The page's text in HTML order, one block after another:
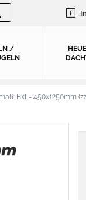
/
BxL= 450x1250mm